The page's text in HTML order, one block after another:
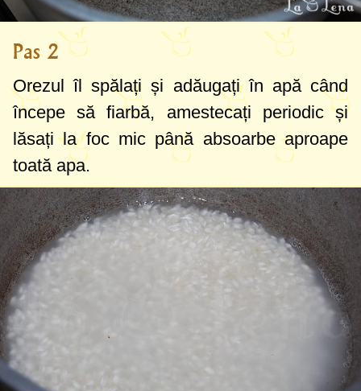
Pas 2
Orezul îl spălați și adăugați în apă când
începe să fiarbă, amestecați periodic și
lăsați la foc mic până absoarbe aproape
toată apa.